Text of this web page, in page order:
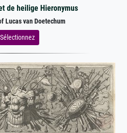
de heilige Hieronymus
Lucas van Doetechum
Sélectionnez